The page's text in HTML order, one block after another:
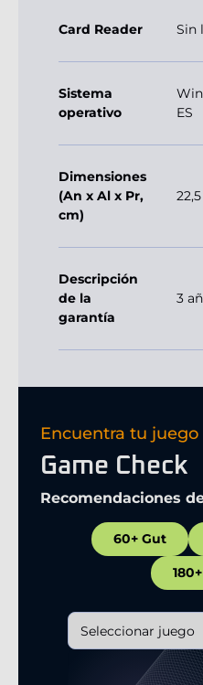
Card Reader Sin
Sistema
operativo
ES
Dimensiones
(An x Al x Pr,
cm)
Descripción
de la
garantía
3
Encuentra tu juego
Game Check
Recomendaciones
60+ Gut